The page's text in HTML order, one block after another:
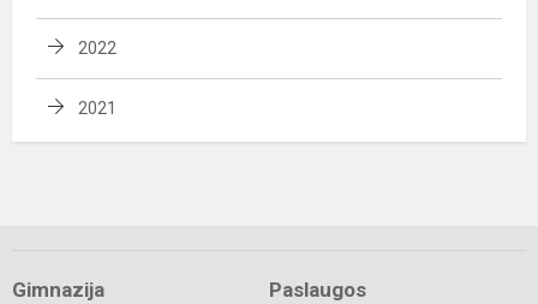
2022
2021
Gimnazija Paslaugos